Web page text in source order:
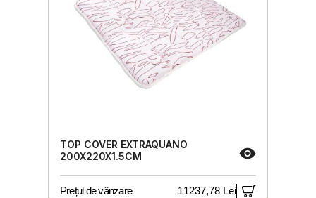
TOP COVER EXTRAQUANO
200X220X1.5CM
Prețul de vânzare 11237,78 Lei